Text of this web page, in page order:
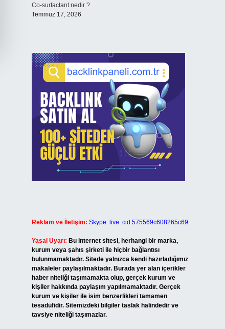
Co-surfactant nedir ?
Temmuz 17, 2026
Reklam ve İletişim: Skype: live:.cid.575569c608265c69
Yasal Uyarı: Bu internet sitesi, herhangi bir marka,
kurum veya şahıs şirketi ile hiçbir bağlantısı
bulunmamaktadır. Sitede yalnızca kendi hazırladığımız
makaleler paylaşılmaktadır. Burada yer alan içerikler
haber niteliği taşımamakta olup, gerçek kurum ve
kişiler hakkında paylaşım yapılmamaktadır. Gerçek
kurum ve kişiler ile isim benzerlikleri tamamen
tesadüfidir. Sitemizdeki bilgiler taslak halindedir ve
tavsiye niteliği taşımazlar.